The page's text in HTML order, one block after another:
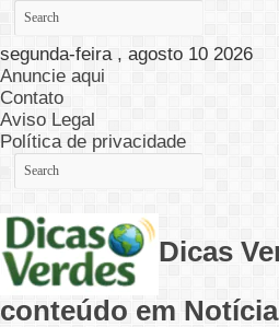
segunda-feira , agosto 10 2026
Anuncie aqui
Contato
Aviso Legal
Política de privacidade
Dicas
conteúdo em